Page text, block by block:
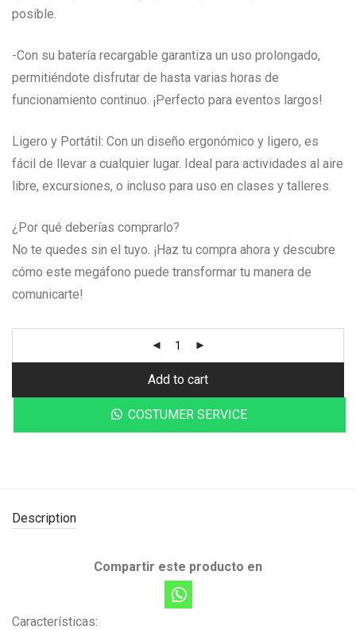
posible.
-Con su batería recargable garantiza un uso prolongado,
permitiéndote disfrutar de hasta varias horas de
funcionamiento continuo. ¡Perfecto para eventos largos!
Ligero y Portátil: Con un diseño ergonómico y ligero, es
fácil de llevar a cualquier lugar. Ideal para actividades al aire
libre, excursiones, o incluso para uso en clases y talleres.
¿Por qué deberías comprarlo?
No te quedes sin el tuyo. ¡Haz tu compra ahora y descubre
cómo este megáfono puede transformar tu manera de
comunicarte!
Add to cart
COSTUMER SERVICE
Description
Compartir este producto en
Características: